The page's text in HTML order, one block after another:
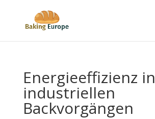
Energieeffizienz in
industriellen
Backvorgängen